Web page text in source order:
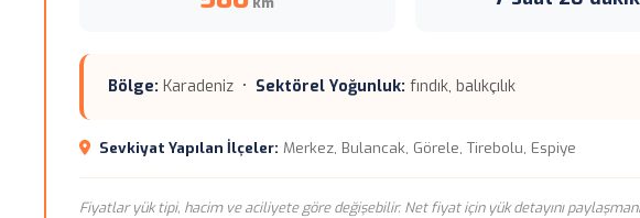
Bölge: Karadeniz • Sektörel Yoğunluk: fındık, balıkçılık
Sevkiyat Yapılan İlçeler: Merkez, Bulancak, Görele, Tirebolu, Espiye
Fiyatlar yük tipi, hacim ve aciliyete göre değişebilir. Net fiyat için yük detayını